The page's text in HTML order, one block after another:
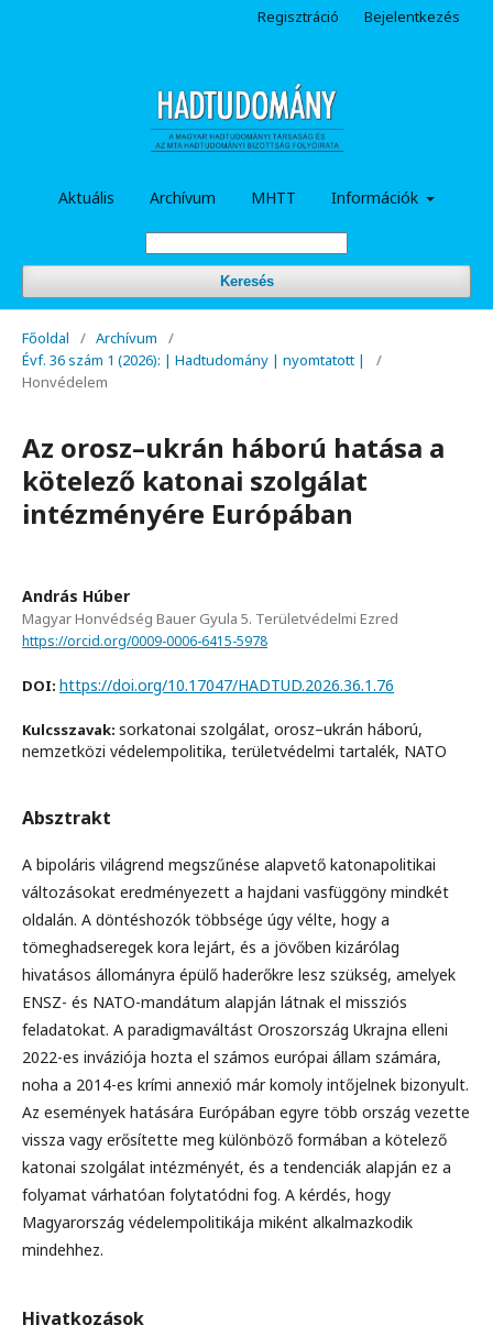
Aktuális Archívum MHTT Információk
Keresés
Regisztráció Bejelentkezés
Főoldal / Archívum
/
Évf. 36 szám 1 (2026): | Hadtudomány | nyomtatott |
/
Honvédelem
Az orosz–ukrán háború hatása a
kötelező katonai szolgálat
intézményére Európában
András Húber
Magyar Honvédség Bauer Gyula 5. Területvédelmi Ezred
https://orcid.org/0009-0006-6415-5978
DOI: https://doi.org/10.17047/HADTUD.2026.36.1.76
Kulcsszavak: sorkatonai szolgálat, orosz–ukrán háború,
nemzetközi védelempolitika, területvédelmi tartalék, NATO
Absztrakt
A bipoláris világrend megszűnése alapvető katonapolitikai
változásokat eredményezett a hajdani vasfüggöny mindkét
oldalán. A döntéshozók többsége úgy vélte, hogy a
tömeghadseregek kora lejárt, és a jövőben kizárólag
hivatásos állományra épülő haderőkre lesz szükség, amelyek
ENSZ- és NATO-mandátum alapján látnak el missziós
feladatokat. A paradigmaváltást Oroszország Ukrajna elleni
2022-es inváziója hozta el számos európai állam számára,
noha a 2014-es krími annexió már komoly intőjelnek bizonyult.
Az események hatására Európában egyre több ország vezette
vissza vagy erősítette meg különböző formában a kötelező
katonai szolgálat intézményét, és a tendenciák alapján ez a
folyamat várhatóan folytatódni fog. A kérdés, hogy
Magyarország védelempolitikája miként alkalmazkodik
mindehhez.
Hivatkozások